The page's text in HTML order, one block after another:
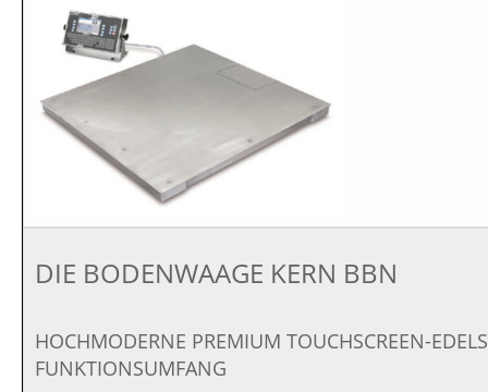
DIE BODENWAAGE KERN BBN
HOCHMODERNE PREMIUM TOUCHSCREEN-
FUNKTIONSUMFANG